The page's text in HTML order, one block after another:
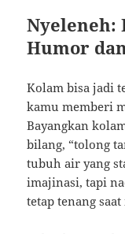
Nyeleneh:
Humor
Kolam bisa jadi
kamu memberi
Bayangkan
bilang, “tolong
tubuh air yang
imajinasi, tapi
tetap tenang